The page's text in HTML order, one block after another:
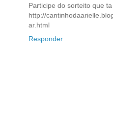
Participe do sorteito que
http://
ar.html
Responder